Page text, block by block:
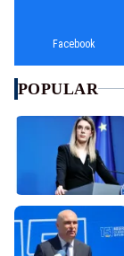
Facebook
POPULAR